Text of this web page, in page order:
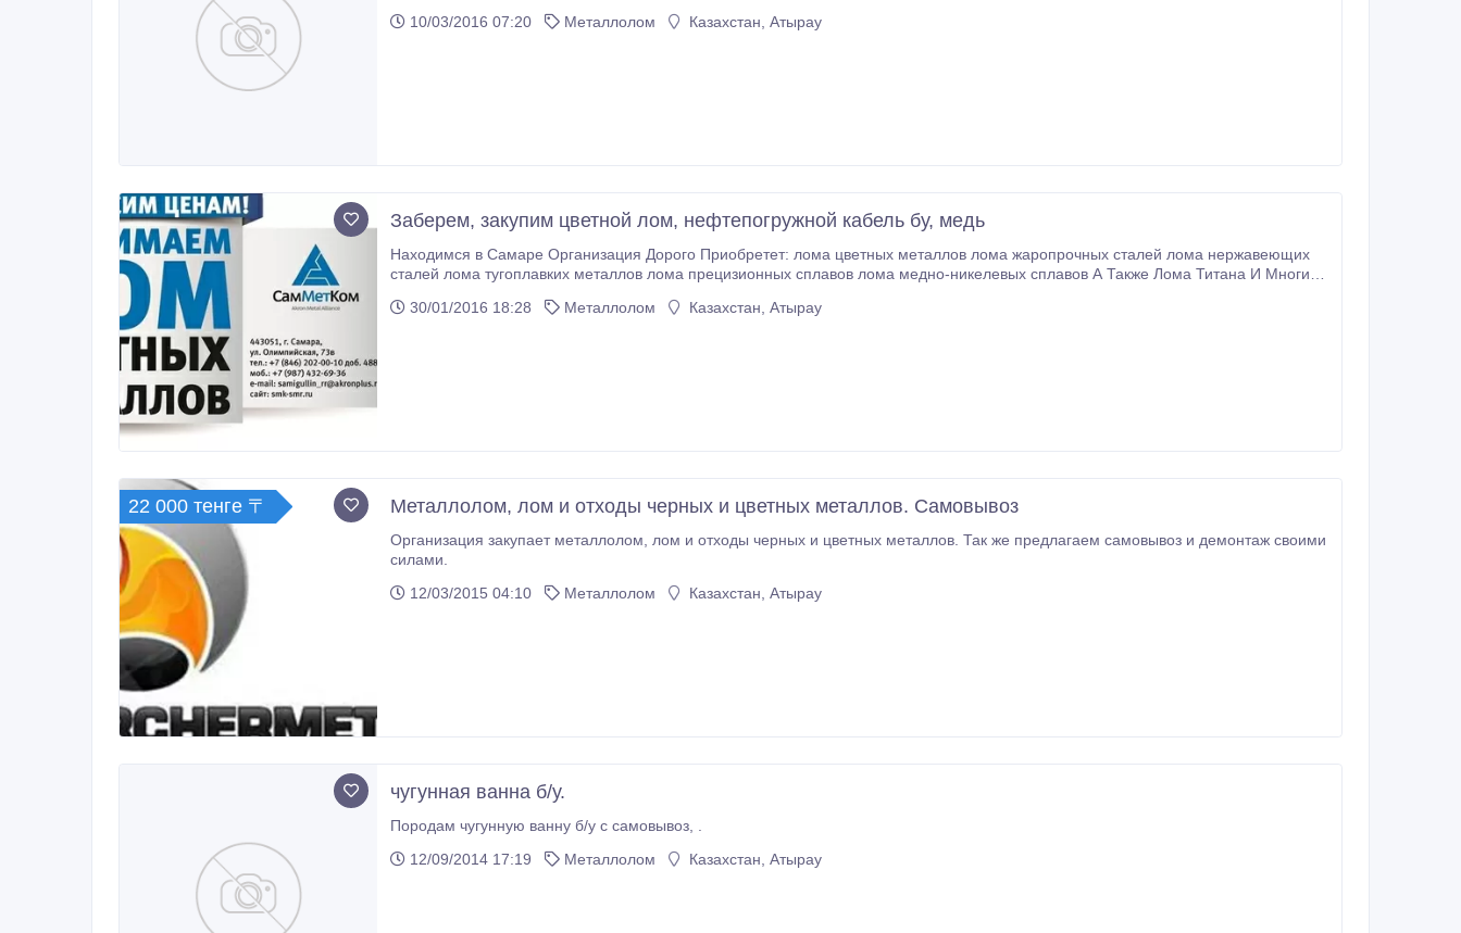
42, 8 778 245 25 14.
10/03/2016 07:20 Металлолом Казахстан, Атырау
Заберем, закупим цветной лом, нефтепогружной кабель бу, медь
Находимся в Самаре Организация Дорого Приобретет: лома цветных металлов лома жаропрочных сталей лома нержавеющих
сталей лома тугоплавких металлов лома прецизионных сплавов лома медно-никелевых сплавов А Также Лома Титана И Многие
б/у российского или импортного производства.
30/01/2016 18:28 Металлолом Казахстан, Атырау
22 000 тенге 〒 Металлолом, лом и отходы черных и цветных металлов. Самовывоз
Организация закупает металлолом, лом и отходы черных и цветных металлов. Так же предлагаем самовывоз и демонтаж своими
силами.
12/03/2015 04:10
Металлолом Казахстан, Атырау
чугунная ванна б/у.
Породам чугунную ванну б/у с самовывоз, .
12/09/2014 17:19
Металлолом Казахстан, Атырау